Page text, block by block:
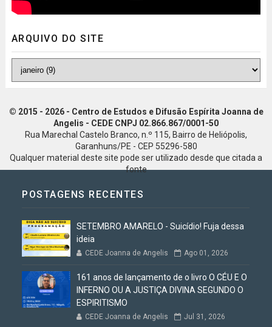
ARQUIVO DO SITE
© 2015 - 2026 - Centro de Estudos e Difusão Espírita Joanna de
Angelis - CEDE CNPJ 02.866.867/0001-50
Rua Marechal Castelo Branco, n.º 115, Bairro de Heliópolis,
Garanhuns/PE - CEP 55296-580
Qualquer material deste site pode ser utilizado desde que citada a
fonte
POSTAGENS RECENTES
SETEMBRO AMARELO - Suicídio! Fuja dessa
ideia
CEDE Joanna de Angelis Ago 01, 2026
161 anos de lançamento de o livro O CÉU E O
INFERNO OU A JUSTIÇA DIVINA SEGUNDO O
ESPIRITISMO
CEDE Joanna de Angelis Jul 31, 2026